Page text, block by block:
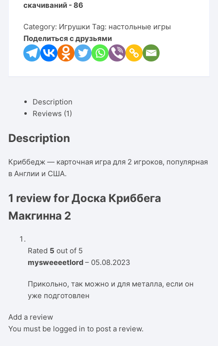
скачиваний - 86
Category: Игрушки Tag: настольные игры
Поделиться с друзьями
Description
Reviews (1)
Description
Криббедж — карточная игра для 2 игроков, популярная
в Англии и США.
1 review forДоска Криббега
Макгинна 2
Rated 5 out of 5
mysweeeetlord– 05.08.2023
Прикольно, так можно и для металла, если он
уже подготовлен
Add a review
You must be logged in to post a review.